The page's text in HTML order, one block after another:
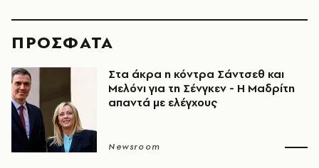
ΠΡΟΣΦΑΤΑ
Στα άκρα η κόντρα Σάντσεθ και
Μελόνι για τη Σένγκεν - Η Μαδρίτη
απαντά με ελέγχους
Newsroom